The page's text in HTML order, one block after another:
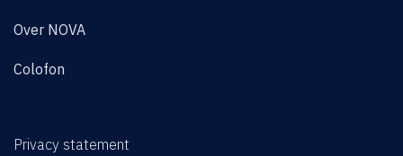
Over NOVA
Colofon
Privacy statement